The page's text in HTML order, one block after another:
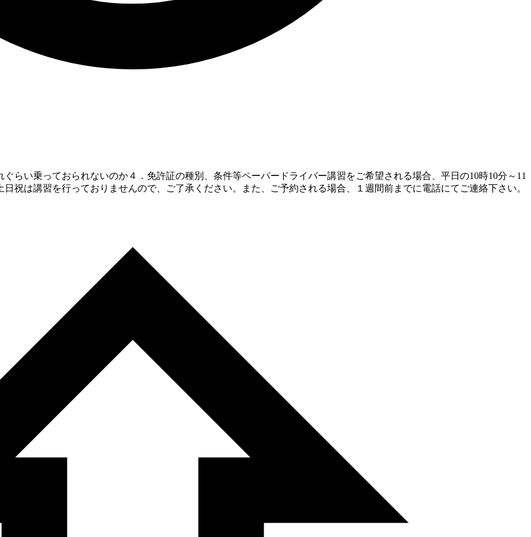
らい乗っておられないのか４．免許証の種別、条件等ペーパードライバー講習をご希望される場合、平日の10時10分～11
祝は講習を行っておりませんので、ご了承ください。また、ご予約される場合、１週間前までに電話にてご連絡下さい。